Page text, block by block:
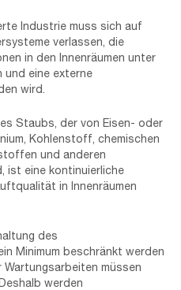
Industrie muss sich auf
verlassen, die
in den Innenräumen unter
und eine externe
wird.
Staubs, der von Eisen- oder
Kohlenstoff, chemischen
und anderen
ist eine kontinuierliche
in Innenräumen
des
Minimum beschränkt werden
müssen
werden